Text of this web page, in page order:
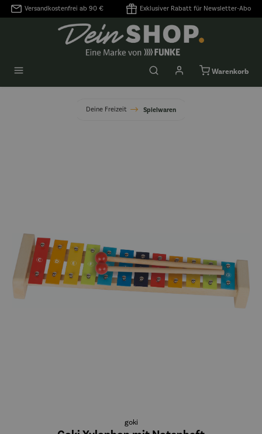
springen
Versandkostenfrei ab 90 € Exklusiver Rabatt für Newsletter-Abo
Warenkorb
Deine Freizeit Spielwaren
goki